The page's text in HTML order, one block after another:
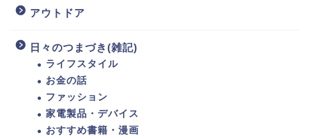
アウトドア
日々のつまづき(雑記)
ライフスタイル
お金の話
ファッション
家電製品・デバイス
おすすめ書籍・漫画